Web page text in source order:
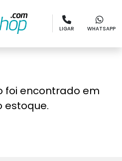
LIGAR WHATSAPP
foi encontrado em
estoque.